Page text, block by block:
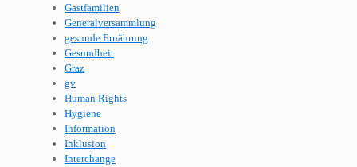
Gastfamilien
Generalversammlung
gesunde Ernährung
Gesundheit
Graz
gv
Human Rights
Hygiene
Information
Inklusion
Interchange